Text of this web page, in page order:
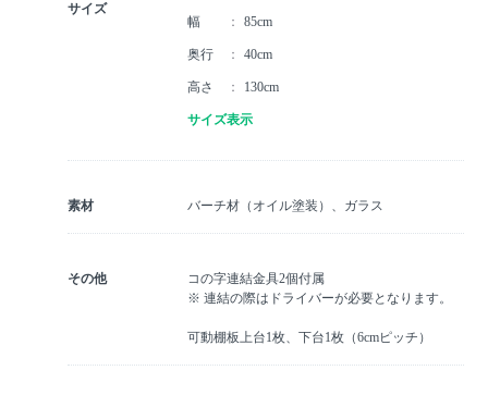
サイズ
幅
85cm
奥行 40cm
高さ 130cm
サイズ表示
素材 バーチ材（オイル塗装）、ガラス
その他
コの字連結金具2個付属
※ 連結の際はドライバーが必要となります。
可動棚板上台1枚、下台1枚（6cmピッチ）